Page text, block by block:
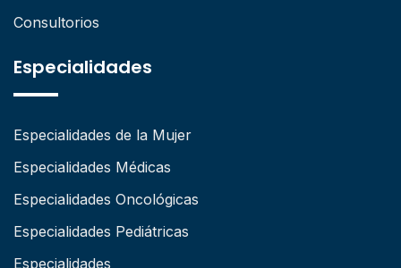
Consultorios
Especialidades
Especialidades de la Mujer
Especialidades Médicas
Especialidades Oncológicas
Especialidades Pediátricas
Especialidades